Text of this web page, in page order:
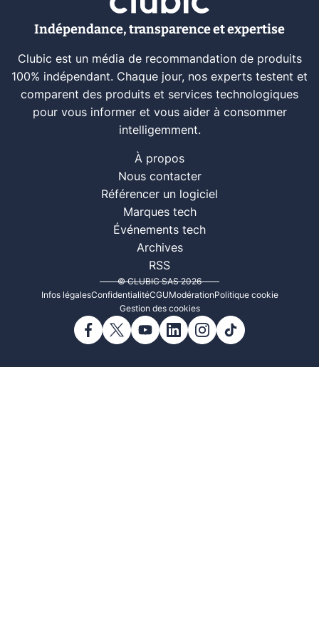
Indépendance, transparence et expertise
Clubic est un média de recommandation de produits
100% indépendant. Chaque jour, nos experts testent et
comparent des produits et services technologiques
pour vous informer et vous aider à consommer
intelligemment.
À propos
Nous contacter
Référencer un logiciel
Marques tech
Événements tech
Archives
RSS
© CLUBIC SAS 2026
Infos légalesConfidentialitéCGUModérationPolitique cookie
Gestion des cookies